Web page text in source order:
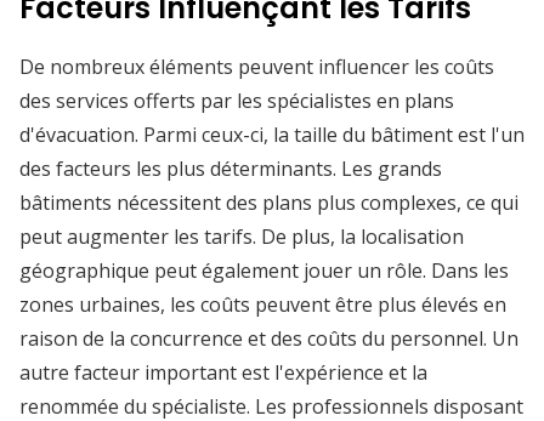
De nombreux éléments peuvent influencer les coûts
des services offerts par les spécialistes en plans
d'évacuation. Parmi ceux-ci, la taille du bâtiment est l'un
des facteurs les plus déterminants. Les grands
bâtiments nécessitent des plans plus complexes, ce qui
peut augmenter les tarifs. De plus, la localisation
géographique peut également jouer un rôle. Dans les
zones urbaines, les coûts peuvent être plus élevés en
raison de la concurrence et des coûts du personnel. Un
autre facteur important est l'expérience et la
renommée du spécialiste. Les professionnels disposant